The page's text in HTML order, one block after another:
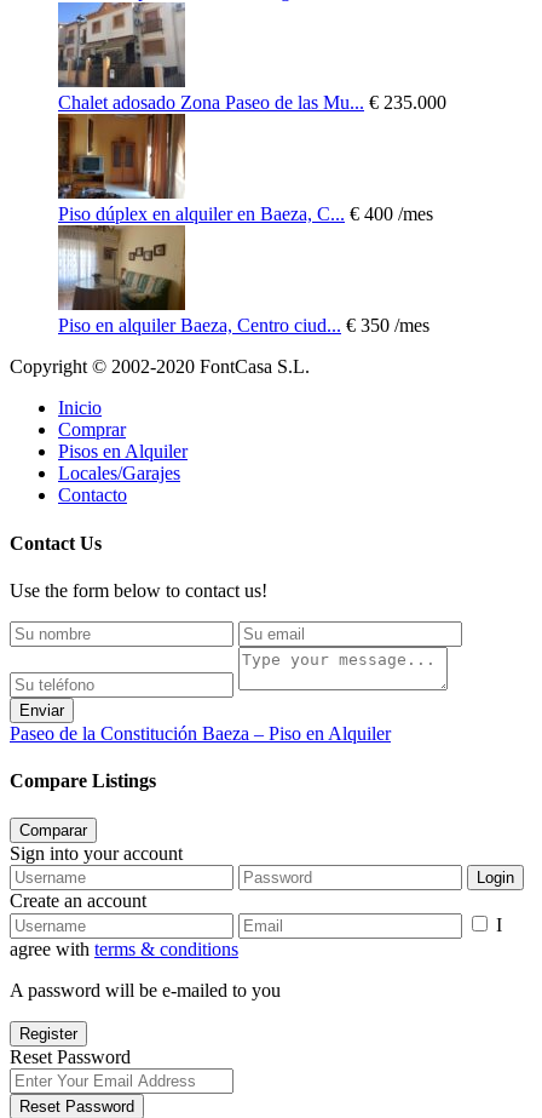
Chalet adosado Zona Paseo de las Mu... € 235.000
Piso dúplex en alquiler en Baeza, C... € 400 /mes
Piso en alquiler Baeza, Centro ciud... € 350 /mes
Copyright © 2002-2020 FontCasa S.L.
Inicio
Comprar
Pisos en Alquiler
Locales/Garajes
Contacto
Contact Us
Use the form below to contact us!
Enviar
Paseo de la Constitución Baeza – Piso en Alquiler
Compare Listings
Comparar
Sign into your account
Login
Create an account
I
agree with terms & conditions
A password will be e-mailed to you
Register
Reset Password
Reset Password